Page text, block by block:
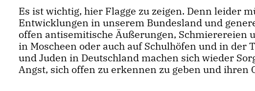
Es ist wichtig, hier Flagge zu zeigen. Denn leider
Entwicklungen in unserem Bundesland und
offen antisemitische Äußerungen, Schmierereien
in Moscheen oder auch auf Schulhöfen und in der
und Juden in Deutschland machen sich wieder
Angst, sich offen zu erkennen zu geben und ihren